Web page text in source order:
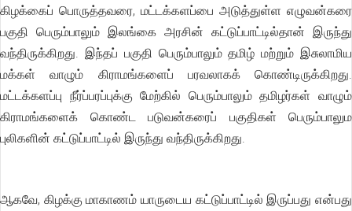
கிழக்கைப் பொருத்தவரை, மட்டக்களப்பை அடுத்துள்ள எழுவன்கரை
பகுதி பெரும்பாலும் இலங்கை அரசின் கட்டுப்பாட்டில்தான் இருந்து
வந்திருக்கிறது. இந்தப் பகுதி பெரும்பாலும் தமிழ் மற்றும் இசுலாமிய
மக்கள் வாழும் கிராமங்களைப் பரவலாகக் கொண்டிருக்கிறது.
மட்டக்களப்பு நீர்ப்பரப்புக்கு மேற்கில் பெரும்பாலும் தமிழர்கள் வாழும்
கிராமங்களைக் கொண்ட படுவன்கரைப் பகுதிகள் பெரும்பாலும
புலிகளின் கட்டுப்பாட்டில் இருந்து வந்திருக்கிறது.
ஆகவே, கிழக்கு மாகாணம் யாருடைய கட்டுப்பாட்டில் இருப்பது என்பது